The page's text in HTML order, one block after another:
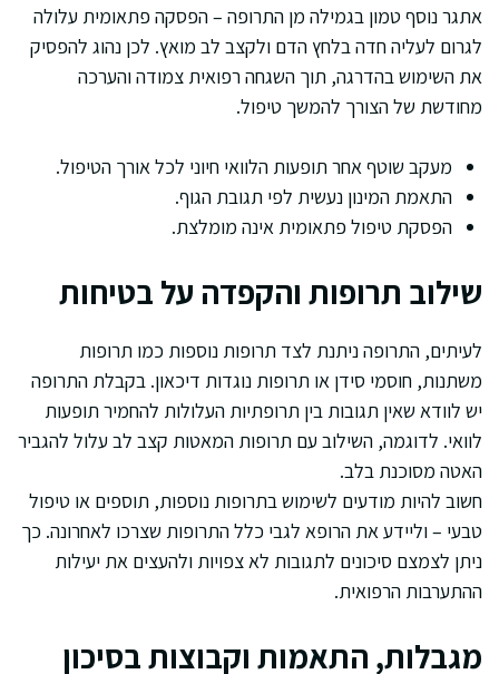
אתגר נוסף טמון בגמילה מן התרופה – הפסקה פתאומית עלולה
לגרום לעליה חדה בלחץ הדם ולקצב לב מואץ. לכן נהוג להפסיק
את השימוש בהדרגה, תוך השגחה רפואית צמודה והערכה
מחודשת של הצורך להמשך טיפול.
מעקב שוטף אחר תופעות הלוואי חיוני לכל אורך הטיפול.
התאמת המינון נעשית לפי תגובת הגוף.
הפסקת טיפול פתאומית אינה מומלצת.
שילוב תרופות והקפדה על בטיחות
לעיתים, התרופה ניתנת לצד תרופות נוספות כמו תרופות
משתנות, חוסמי סידן או תרופות נוגדות דיכאון. בקבלת התרופה
יש לוודא שאין תגובות בין תרופתיות העלולות להחמיר תופעות
לוואי. לדוגמה, השילוב עם תרופות המאטות קצב לב עלול להגביר
האטה מסוכנת בלב.
חשוב להיות מודעים לשימוש בתרופות נוספות, תוספים או טיפול
טבעי – וליידע את הרופא לגבי כלל התרופות שצרכו לאחרונה. כך
ניתן לצמצם סיכונים לתגובות לא צפויות ולהעצים את יעילות
ההתערבות הרפואית.
מגבלות, התאמות וקבוצות בסיכון